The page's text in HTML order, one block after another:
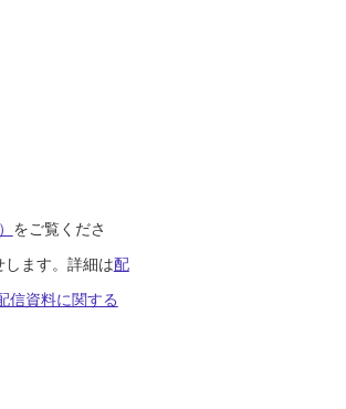
をご覧くださ
ます。詳細は配
信資料に関する